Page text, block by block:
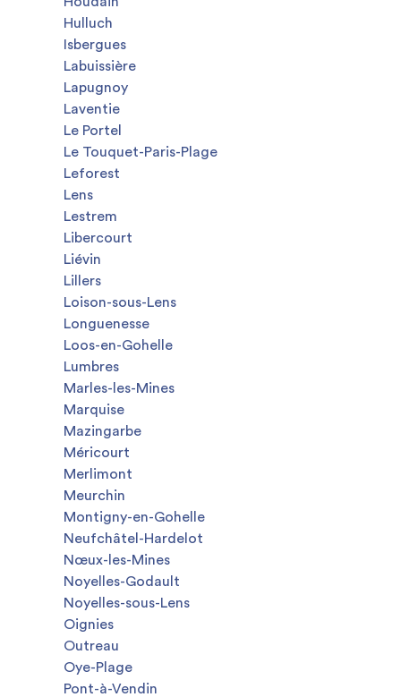
Hulluch
Isbergues
Labuissière
Lapugnoy
Laventie
Le Portel
Le Touquet-Paris-Plage
Leforest
Lens
Lestrem
Libercourt
Liévin
Lillers
Loison-sous-Lens
Longuenesse
Loos-en-Gohelle
Lumbres
Marles-les-Mines
Marquise
Mazingarbe
Méricourt
Merlimont
Meurchin
Montigny-en-Gohelle
Neufchâtel-Hardelot
Nœux-les-Mines
Noyelles-Godault
Noyelles-sous-Lens
Oignies
Outreau
Oye-Plage
Pont-à-Vendin